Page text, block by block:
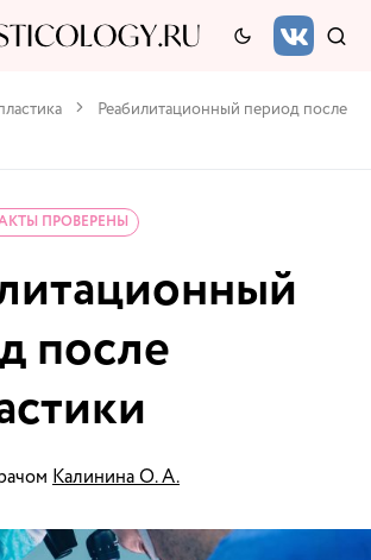
Реабилитационный период после
ПРОВЕРЕНЫ
после
Калинина О. А.